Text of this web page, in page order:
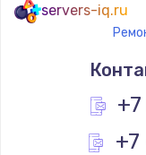
servers-iq.ru